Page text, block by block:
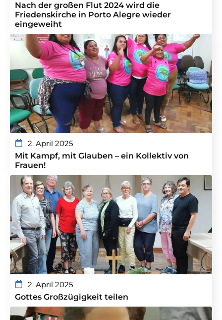
Nach der großen Flut 2024 wird die
Friedenskirche in Porto Alegre wieder
eingeweiht
2. April 2025
Mit Kampf, mit Glauben – ein Kollektiv von
Frauen!
2. April 2025
Gottes Großzügigkeit teilen